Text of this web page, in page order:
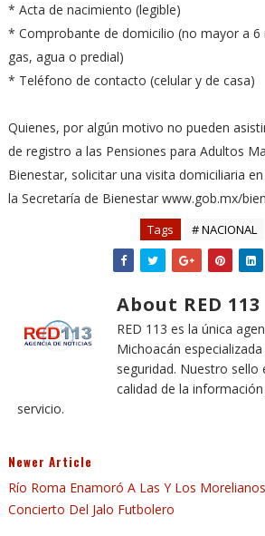
* Acta de nacimiento (legible)
* Comprobante de domicilio (no mayor a 6
gas, agua o predial)
* Teléfono de contacto (celular y de casa)
Quienes, por algún motivo no pueden
de registro a las Pensiones para Adultos
Bienestar, solicitar una visita domiciliaria
la Secretaría de Bienestar www.gob.mx/
Tags # NACIONAL
About RED 113
RED 113 es la única
Michoacán
seguridad. Nuestro sello
calidad de la
servicio.
Newer Article
Río Roma Enamoró A Las Y Los
Concierto Del Jalo Futbolero